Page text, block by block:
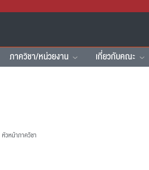
ภาควิชา/หน่วยงาน เกี่ยวกับคณะ
หัวหน้าภาควิชา